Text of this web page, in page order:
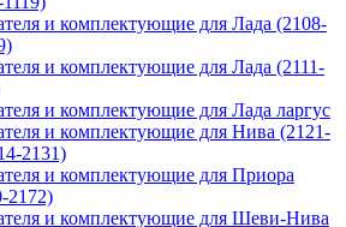
и комплектующие для Лада (2108-
и комплектующие для Лада (2111-
и комплектующие для Лада ларгус
и комплектующие для Нива (2121-
2131)
и комплектующие для Приора
2172)
и комплектующие для Шеви-Нива